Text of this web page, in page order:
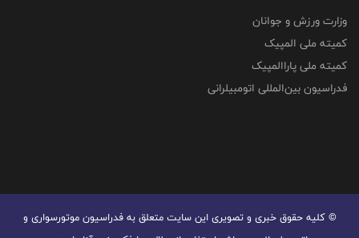
وزارت ورزش و جوانان
کمیته ملی المپیک
کمیته ملی پاراالمپیک
فدراسیون بین‌المللی اتومبیلرانی
© کليه حقوق خبری و تصويری اين سايت متعلق به فدراسیون موتورسواری و